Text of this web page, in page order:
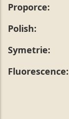
Proporce:
Polish:
Symetrie:
Fluorescence: